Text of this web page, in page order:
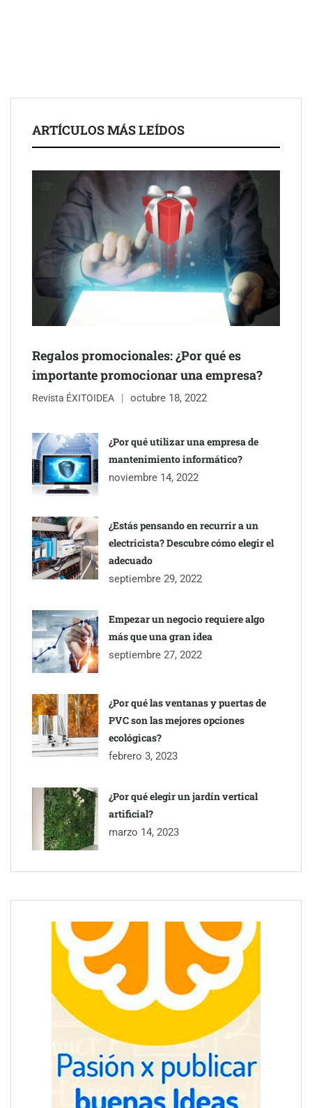
UrbanPay lanza en 19 mercados europeos su solución de pagos
Gestoría Online reduce a unas horas el alta de autónomo
The Factory School explica por qué aprender herramientas de
Martín Mingorance Abogados consolida su posición como
despacho de abogados Málaga de referencia para empresas y
particulares
ARTÍCULOS MÁS LEÍDOS
Regalos promocionales: ¿Por qué es
importante promocionar una empresa?
Revista ÉXITOIDEA octubre 18, 2022
¿Por qué utilizar una empresa de
mantenimiento informático?
noviembre 14, 2022
¿Estás pensando en recurrir a un
electricista? Descubre cómo elegir el
adecuado
septiembre 29, 2022
Empezar un negocio requiere algo
más que una gran idea
septiembre 27, 2022
¿Por qué las ventanas y puertas de
PVC son las mejores opciones
ecológicas?
febrero 3, 2023
¿Por qué elegir un jardín vertical
artificial?
marzo 14, 2023